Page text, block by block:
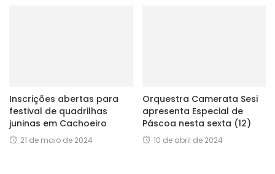
Inscrições abertas para
festival de quadrilhas
juninas em Cachoeiro
21 de maio de 2024
Orquestra Camerata Sesi
apresenta Especial de
Páscoa nesta sexta (12)
10 de abril de 2024